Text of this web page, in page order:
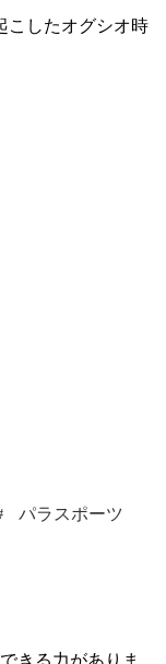
こしたオグシオ時
パラスポーツ